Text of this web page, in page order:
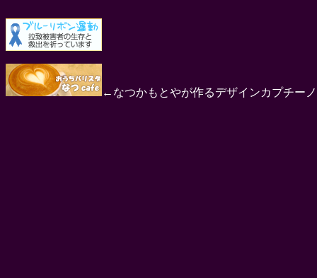
←なつかもとやが作るデザインカプチー